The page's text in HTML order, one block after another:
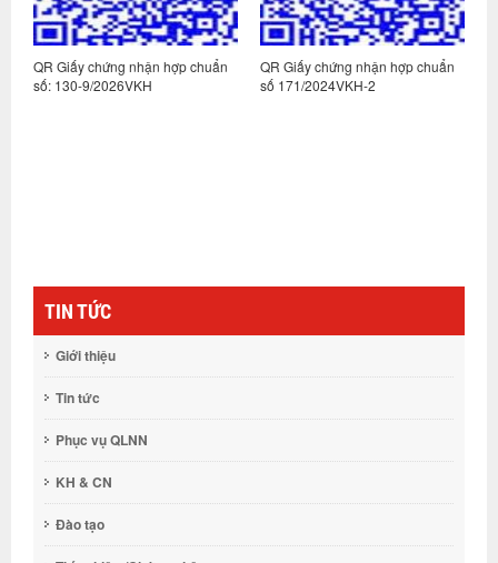
QR Giấy chứng nhận hợp chuẩn
số: 130-9/2026VKH
QR Giấy chứng nhận hợp chuẩn
số 171/2024VKH-2
TIN TỨC
Giới thiệu
Tin tức
Phục vụ QLNN
KH & CN
Đào tạo